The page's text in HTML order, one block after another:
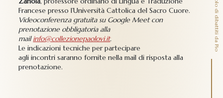
Francese presso l’Università Cattolica del Sacro Cuore.
Videoconferenza gratuita su Google Meet con
prenotazione obbligatoria alla
mailinfo@collezionepaolovi.it.
Le indicazioni tecniche per partecipare
agli incontri saranno fornite nella mail di risposta alla
prenotazione.